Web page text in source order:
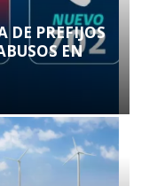
DE PREFIJOS
EN